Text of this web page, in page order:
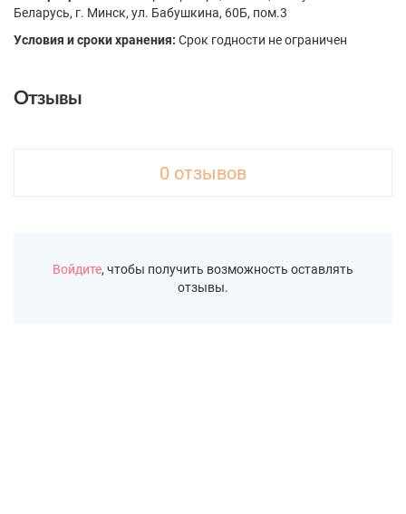
Беларусь, г. Минск, ул. Бабушкина, 60Б, пом.3
Условия и сроки хранения: Срок годности не ограничен
Отзывы
0 отзывов
Войдите, чтобы получить возможность оставлять
отзывы.